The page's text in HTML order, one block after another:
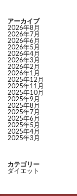
アーカイブ
2026年8月
2026年7月
2026年6月
2026年5月
2026年4月
2026年3月
2026年2月
2026年1月
2025年12月
2025年11月
2025年10月
2025年9月
2025年8月
2025年7月
2025年6月
2025年5月
2025年4月
2025年3月
カテゴリー
ダイエット